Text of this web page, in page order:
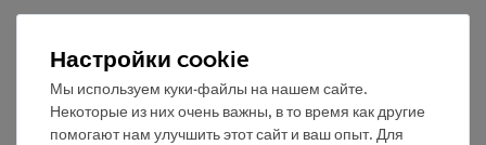
измерения
MIN, MAX, DIF, AVG-регистрация
Функция высокой/низкой тревоги со звуковым
Настройки cookie
Мы используем куки-файлы на нашем сайте.
Некоторые из них очень важны, в то время как другие
помогают нам улучшить этот сайт и ваш опыт. Для